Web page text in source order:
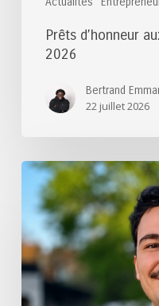
Prêts d’honneur
2026
Bertrand
22 juillet 2026
Félicitations
lauréat
du
Prix
de
thèse